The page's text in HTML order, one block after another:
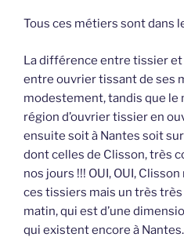
Tous ces métiers sont dans
La différence entre tissier
entre ouvrier tissant de ses
modestement, tandis que le
région d’ouvrier tissier en
ensuite soit à Nantes soit
dont celles de Clisson, très
nos jours !!! OUI, OUI,
ces tissiers mais un très
matin, qui est d’une
qui existent encore à Nantes.